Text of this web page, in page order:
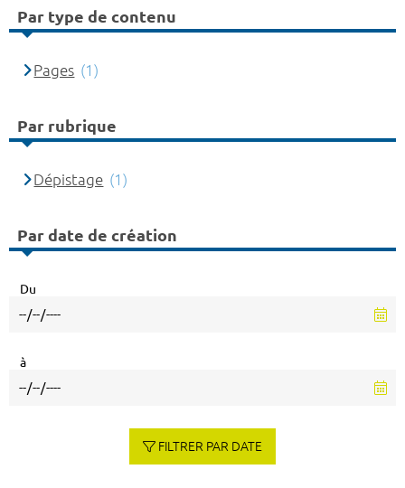
Par type de contenu
Pages (1)
Par rubrique
Dépistage (1)
Par date de création
Du
à
FILTRER PAR DATE